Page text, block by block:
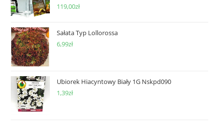
119,00zł
Sałata Typ Lollorossa
6,99zł
Ubiorek Hiacyntowy Biały 1G Nskpd090
1,39zł